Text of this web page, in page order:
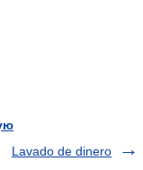
Lavado de dinero